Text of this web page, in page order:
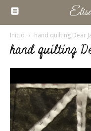
Inicio hand quilting Dear
hand quilting